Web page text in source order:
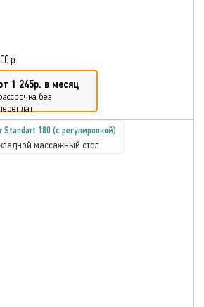
р.
1 245р. в месяц
без
Standart 180 (с регулировкой)
массажный стол